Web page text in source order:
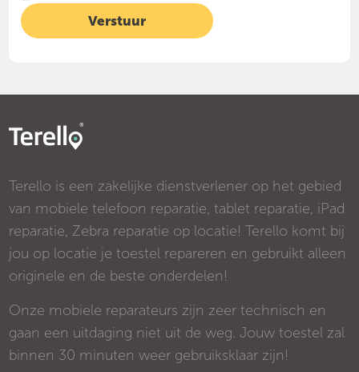
Terello is een zakelijke dienstverlener op het gebied
van mobiele telefoon reparatie, tablet reparatie, iPad
reparatie, Zebra reparatie op locatie! Terello komt bij
jou op locatie je toestel repareren en gebruikt alleen
originele en de beste onderdelen!
Onze mobiele reparateurs zijn zeer technisch en
gaan een uitdaging niet uit de weg. Jouw toestel zal
binnen 30 minuten weer gebruiksklaar zijn!